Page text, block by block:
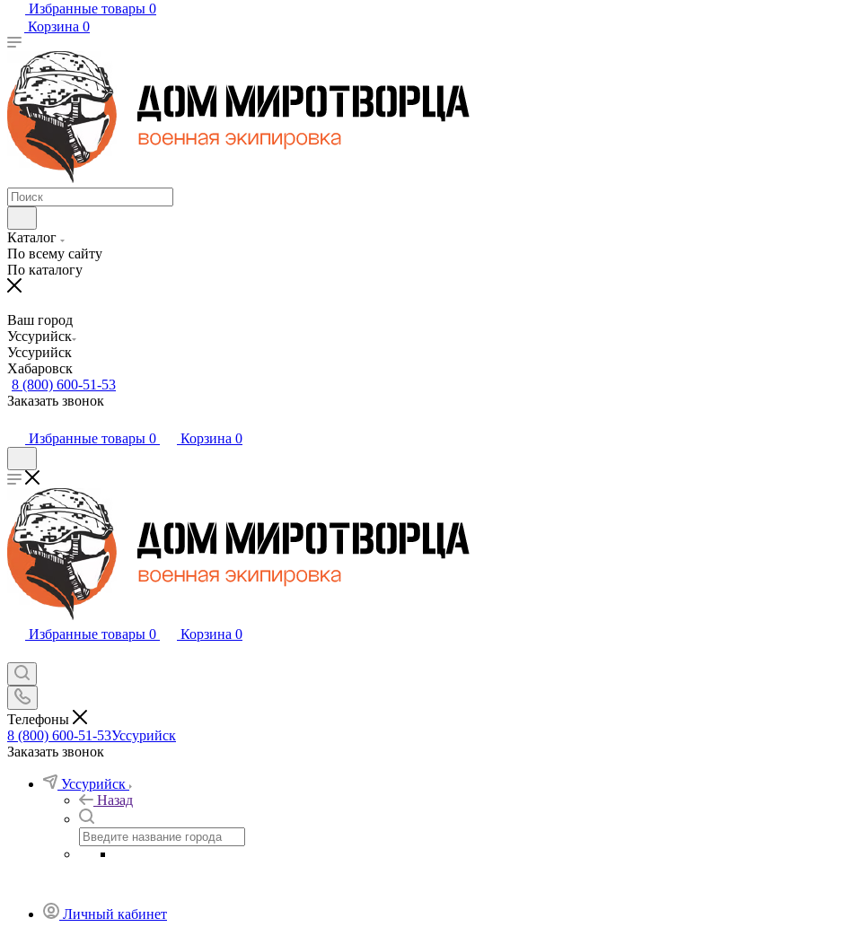
Избранные товары 0
Корзина 0
Каталог
По всему сайту
По каталогу
Ваш город
Уссурийск
Уссурийск
Хабаровск
8 (800) 600-51-53
Заказать звонок
Избранные товары 0 Корзина 0
Избранные товары 0 Корзина 0
Телефоны
8 (800) 600-51-53Уссурийск
Заказать звонок
Уссурийск
Назад
Личный кабинет